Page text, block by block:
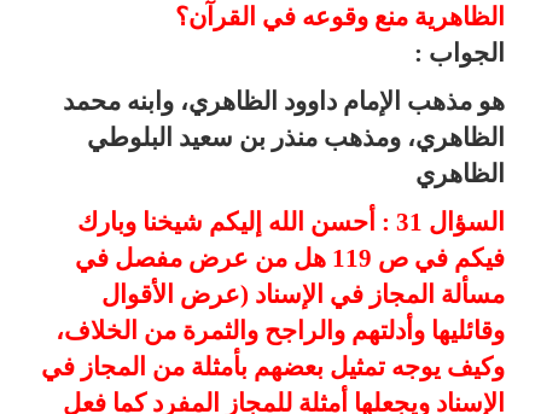
الظاهرية منع وقوعه في القرآن؟
الجواب :
هو مذهب الإمام داوود الظاهري، وابنه محمد
الظاهري، ومذهب منذر بن سعيد البلوطي
الظاهري
السؤال 31 : أحسن الله إليكم شيخنا وبارك
فيكم في ص 119 هل من عرض مفصل في
مسألة المجاز في الإسناد (عرض الأقوال
وقائليها وأدلتهم والراجح والثمرة من الخلاف،
وكيف يوجه تمثيل بعضهم بأمثلة من المجاز في
الإسناد ويجعلها أمثلة للمجاز المفرد كما فعل